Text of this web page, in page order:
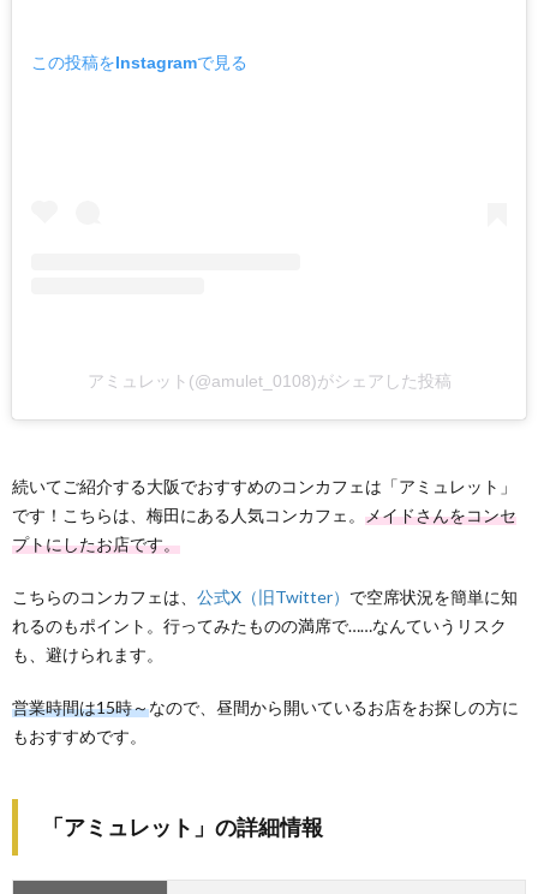
この投稿をInstagramで見る
アミュレット(@amulet_0108)がシェアした投稿
続いてご紹介する大阪でおすすめのコンカフェは「アミュレット」
です！こちらは、梅田にある人気コンカフェ。 メイドさんをコンセ
プトにしたお店です。
こちらのコンカフェは、 公式X（旧Twitter） で空席状況を簡単に知
れるのもポイント。行ってみたものの満席で……なんていうリスク
も、避けられます。
営業時間は15時～なので、昼間から開いているお店をお探しの方に
もおすすめです。
「アミュレット」の詳細情報